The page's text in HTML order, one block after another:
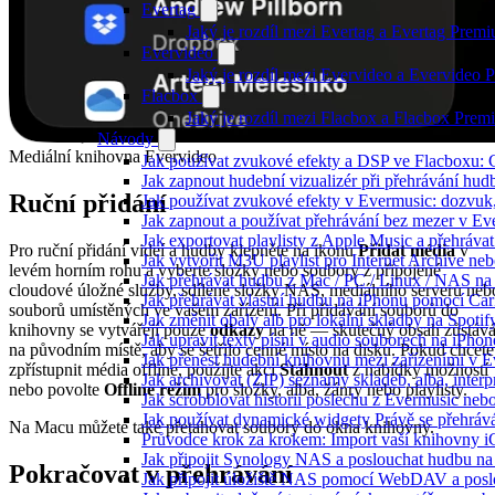
Evertag
Jaký je rozdíl mezi Evertag a Evertag
Evervideo
Jaký je rozdíl mezi Evervideo a Evervideo
Flacbox
Jaký je rozdíl mezi Flacbox a Flacbox
Návody
Jak používat zvukové efekty a DSP ve Flacboxu:
Jak zapnout hudební vizualizér při přehrávání
Jak používat zvukové efekty v Evermusic:
Jak zapnout a používat přehrávání bez mezer v
Jak exportovat playlisty z Apple Music a
Jak vytvořit M3U playlist pro Internet Archive
Jak přehrávat hudbu z Mac / PC / Linux / NAS
Jak přehrávat vlastní hudbu na iPhonu pomocí
Jak změnit obaly alb pro lokální skladby na
Jak upravit texty písní v audio souborech na
Jak přenést hudební knihovnu mezi zařízeními v
Jak archivovat (ZIP) seznamy skladeb, alba,
Jak scrobblovat historii poslechu z Evermusic
Jak používat dynamické widgety Právě se
Průvodce krok za krokem: Import vaší knihovny
Jak připojit Synology NAS a poslouchat hudbu
Jak připojit úložiště NAS pomocí WebDAV a
Mediální knihovna Evervideo
Ruční přidání
Pro ruční přidání videí a hudby klepněte na ikonuPřidat médiav
levém horním rohu a vyberte složky nebo soubory z připojené
cloudové úložné služby, sdílené složky NAS, mediálního serveru
souborů umístěných ve vašem zařízení. Při přidávání souborů do
knihovny se vytvářejí pouzeodkazyna ně — skutečný obsah zůstává
na původním místě, aby se šetřilo cenné místo na disku. Pokud chcete
zpřístupnit média offline, použijte akciStáhnoutz nabídky možností
nebo povolte Offline režimpro složky, alba, žánry nebo playlisty.
Na Macu můžete také přetahovat soubory do okna knihovny.
Pokračovat v přehrávání